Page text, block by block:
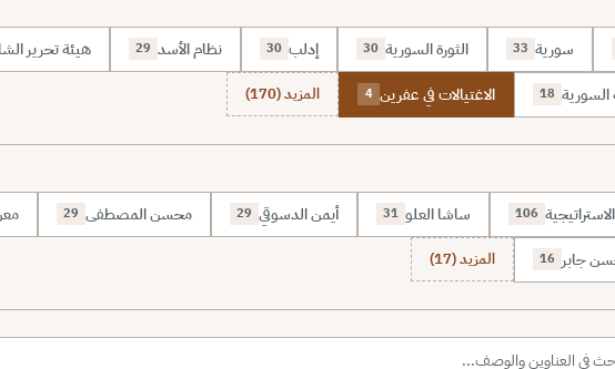
سورية 33 الثورة السورية 30 إدلب 30 نظام الأسد 29 هيئة تحرير
السورية 18 الاغتيالات في عفرين 4 المزيد (170)
106 ساشا العلو 31 أيمن الدسوقي 29 محسن المصطفى 29
جابر 16 المزيد (17)